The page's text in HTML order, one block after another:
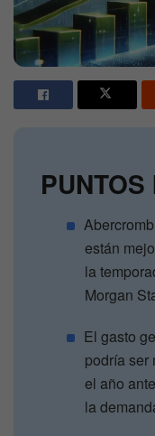
están
la
Morgan
El gasto
podría ser
el año
la